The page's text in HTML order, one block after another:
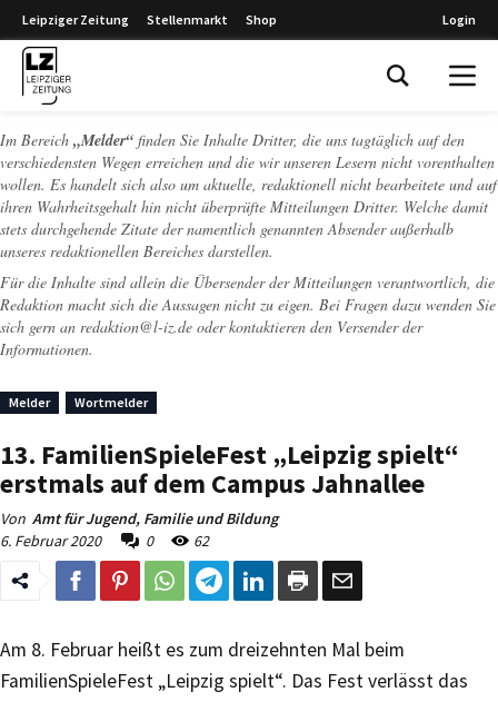
Leipziger Zeitung Stellenmarkt Shop Login
Im Bereich „Melder“ finden Sie Inhalte Dritter, die uns tagtäglich auf den
verschiedensten Wegen erreichen und die wir unseren Lesern nicht vorenthalten
wollen. Es handelt sich also um aktuelle, redaktionell nicht bearbeitete und auf
ihren Wahrheitsgehalt hin nicht überprüfte Mitteilungen Dritter. Welche damit
stets durchgehende Zitate der namentlich genannten Absender außerhalb
unseres redaktionellen Bereiches darstellen.
Für die Inhalte sind allein die Übersender der Mitteilungen verantwortlich, die
Redaktion macht sich die Aussagen nicht zu eigen. Bei Fragen dazu wenden Sie
sich gern an redaktion@l-iz.de oder kontaktieren den Versender der
Informationen.
Melder Wortmelder
13. FamilienSpieleFest „Leipzig spielt“
erstmals auf dem Campus Jahnallee
Von Amt für Jugend, Familie und Bildung
6. Februar 2020
0 62
Am 8. Februar heißt es zum dreizehnten Mal beim
FamilienSpieleFest „Leipzig spielt“. Das Fest verlässt das